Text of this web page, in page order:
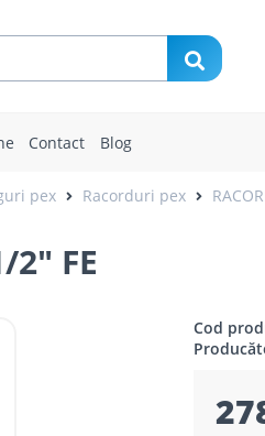
Contact Blog
pex Racorduri pex
2" FE
Cod